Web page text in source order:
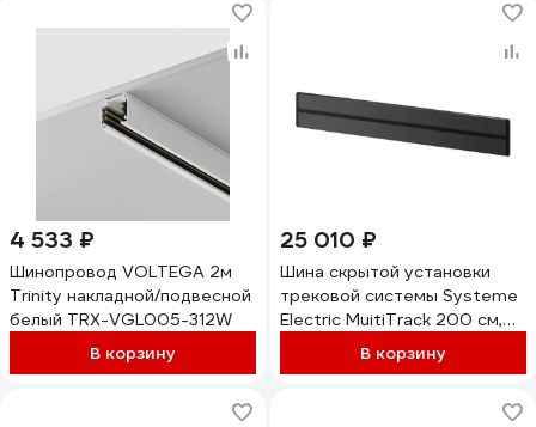
4 533 ₽
Шинопровод VOLTEGA 2м
Trinity накладной/подвесной
белый TRX-VGL005-312W
В корзину
25 010 ₽
Шина скрытой установки
трековой системы Systeme
Electric MuitiTrack 200 см,
Антрацит MTK11020B
В корзину